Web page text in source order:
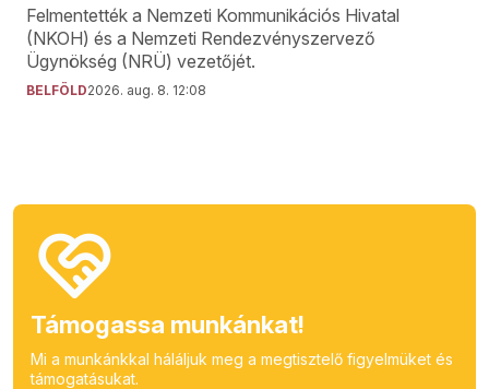
Felmentették a Nemzeti Kommunikációs Hivatal
(NKOH) és a Nemzeti Rendezvényszervező
Ügynökség (NRÜ) vezetőjét.
BELFÖLD2026. aug. 8. 12:08
Támogassa munkánkat!
Mi a munkánkkal háláljuk meg a megtisztelő figyelmüket és
támogatásukat.